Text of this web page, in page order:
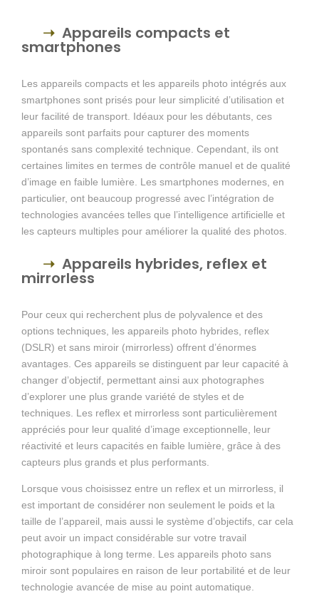
Appareils compacts et
smartphones
Les appareils compacts et les appareils photo intégrés aux
smartphones sont prisés pour leur simplicité d’utilisation et
leur facilité de transport. Idéaux pour les débutants, ces
appareils sont parfaits pour capturer des moments
spontanés sans complexité technique. Cependant, ils ont
certaines limites en termes de contrôle manuel et de qualité
d’image en faible lumière. Les smartphones modernes, en
particulier, ont beaucoup progressé avec l’intégration de
technologies avancées telles que l’intelligence artificielle et
les capteurs multiples pour améliorer la qualité des photos.
Appareils hybrides, reflex et
mirrorless
Pour ceux qui recherchent plus de polyvalence et des
options techniques, les appareils photo hybrides, reflex
(DSLR) et sans miroir (mirrorless) offrent d’énormes
avantages. Ces appareils se distinguent par leur capacité à
changer d’objectif, permettant ainsi aux photographes
d’explorer une plus grande variété de styles et de
techniques. Les reflex et mirrorless sont particulièrement
appréciés pour leur qualité d’image exceptionnelle, leur
réactivité et leurs capacités en faible lumière, grâce à des
capteurs plus grands et plus performants.
Lorsque vous choisissez entre un reflex et un mirrorless, il
est important de considérer non seulement le poids et la
taille de l’appareil, mais aussi le système d’objectifs, car cela
peut avoir un impact considérable sur votre travail
photographique à long terme. Les appareils photo sans
miroir sont populaires en raison de leur portabilité et de leur
technologie avancée de mise au point automatique.